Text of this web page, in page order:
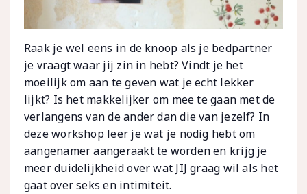
Raak je wel eens in de knoop als je bedpartner
je vraagt waar jij zin in hebt? Vindt je het
moeilijk om aan te geven wat je echt lekker
lijkt? Is het makkelijker om mee te gaan met de
verlangens van de ander dan die van jezelf? In
deze workshop leer je wat je nodig hebt om
aangenamer aangeraakt te worden en krijg je
meer duidelijkheid over wat JIJ graag wil als het
gaat over seks en intimiteit.